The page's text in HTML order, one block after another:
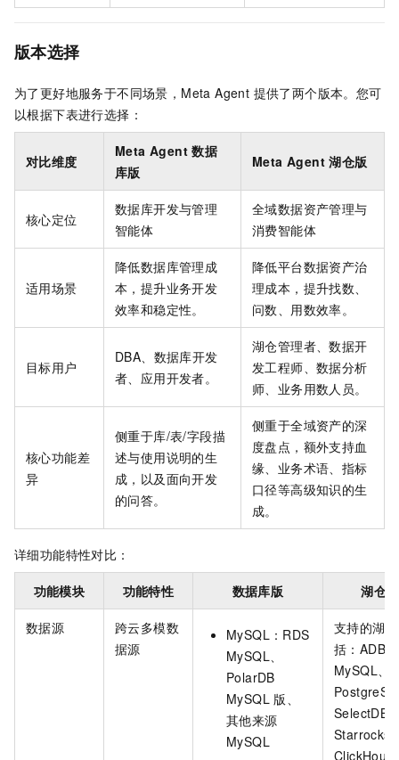
版本选择
为了更好地服务于不同场景，Meta Agent 提供了两个版本。您可
以根据下表进行选择：
对比维度
Meta Agent 数据
库版
Meta Agent 湖仓版
核心定位
数据库开发与管理
智能体
全域数据资产管理与
消费智能体
适用场景
降低数据库管理成
本，提升业务开发
效率和稳定性。
降低平台数据资产治
理成本，提升找数、
问数、用数效率。
目标用户
DBA、数据库开发
者、应用开发者。
湖仓管理者、数据开
发工程师、数据分析
师、业务用数人员。
核心功能差
异
侧重于库/表/字段描
述与使用说明的生
成，以及面向开发
的问答。
侧重于全域资产的深
度盘点，额外支持血
缘、 业务术语、指标
口径等高级知识的生
成。
详细功能特性对比：
功能模块 功能特性 数据库版 湖仓版
数据源
跨云多模数
据源
MySQL：RDS
MySQL、
PolarDB
MySQL 版、
其他来源
MySQL
支持的湖
括：ADB
MySQL、
SelectDB
Starrocks